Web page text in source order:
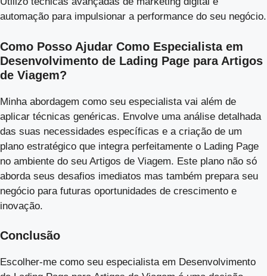
automação para impulsionar a performance do seu negócio.
Como Posso Ajudar Como Especialista em
Desenvolvimento de Lading Page para Artigos
de Viagem?
Minha abordagem como seu especialista vai além de
aplicar técnicas genéricas. Envolve uma análise detalhada
das suas necessidades específicas e a criação de um
plano estratégico que integra perfeitamente o Lading Page
no ambiente do seu Artigos de Viagem. Este plano não só
aborda seus desafios imediatos mas também prepara seu
negócio para futuras oportunidades de crescimento e
inovação.
Conclusão
Escolher-me como seu especialista em Desenvolvimento